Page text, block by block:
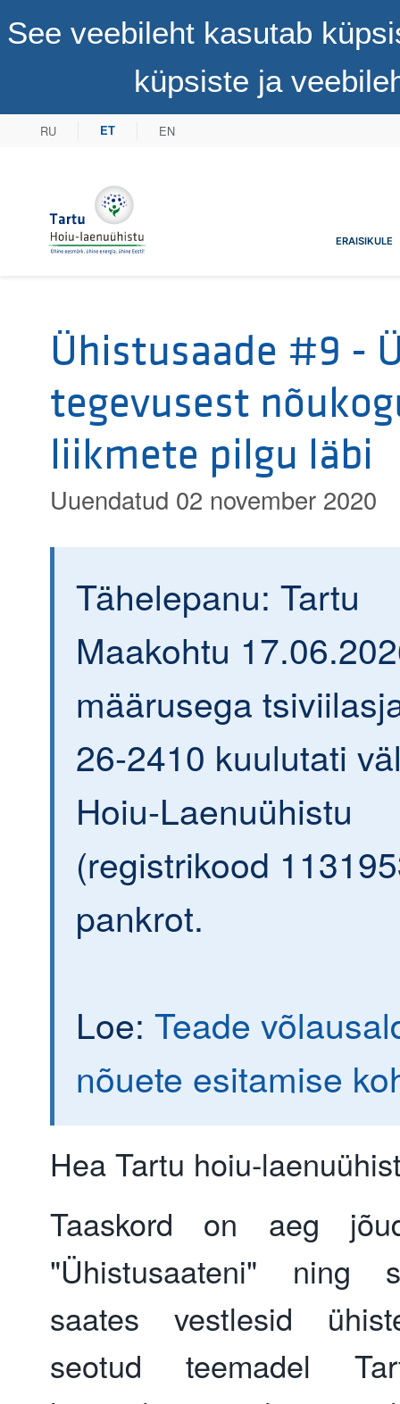
See veebileht kasutab
küpsiste ja
RU ET EN
Tartu Hoiu-laenuühistuERAISIKULE
Ühistusaade #9 -
tegevusest
liikmete pilgu läbi
Uuendatud 02 november 2020
Tähelepanu: Tartu
Maakohtu
määrusega
26-2410 kuulutati
Hoiu-Laenuühistu
(registrikood
pankrot.
Loe: Teade
nõuete esitamise
Hea Tartu hoiu-
Taaskord on aeg
"Ühistusaateni" ning
saates vestlesid
seotud teemadel